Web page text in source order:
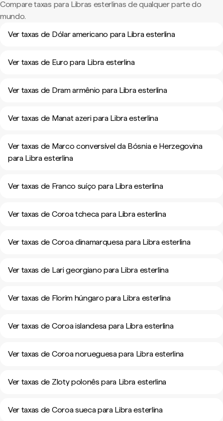
Compare taxas para Libras esterlinas de qualquer parte do
mundo.
Ver taxas de Dólar americano para Libra esterlina
Ver taxas de Euro para Libra esterlina
Ver taxas de Dram armênio para Libra esterlina
Ver taxas de Manat azeri para Libra esterlina
Ver taxas de Marco conversível da Bósnia e Herzegovina
para Libra esterlina
Ver taxas de Franco suíço para Libra esterlina
Ver taxas de Coroa tcheca para Libra esterlina
Ver taxas de Coroa dinamarquesa para Libra esterlina
Ver taxas de Lari georgiano para Libra esterlina
Ver taxas de Florim húngaro para Libra esterlina
Ver taxas de Coroa islandesa para Libra esterlina
Ver taxas de Coroa norueguesa para Libra esterlina
Ver taxas de Zloty polonês para Libra esterlina
Ver taxas de Coroa sueca para Libra esterlina